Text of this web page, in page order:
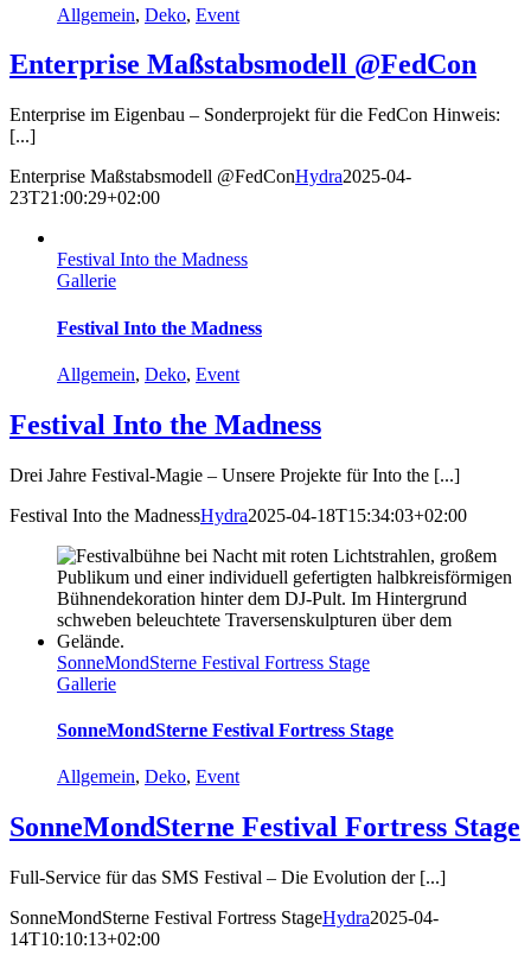
Allgemein, Deko, Event
Enterprise Maßstabsmodell @FedCon
Enterprise im Eigenbau – Sonderprojekt für die FedCon Hinweis:
[...]
Enterprise Maßstabsmodell @FedConHydra2025-04-
23T21:00:29+02:00
Festival Into the Madness
Gallerie
Festival Into the Madness
Allgemein, Deko, Event
Festival Into the Madness
Drei Jahre Festival-Magie – Unsere Projekte für Into the [...]
Festival Into the MadnessHydra2025-04-18T15:34:03+02:00
SonneMondSterne Festival Fortress Stage
Gallerie
SonneMondSterne Festival Fortress Stage
Allgemein, Deko, Event
SonneMondSterne Festival Fortress Stage
Full-Service für das SMS Festival – Die Evolution der [...]
SonneMondSterne Festival Fortress StageHydra2025-04-
14T10:10:13+02:00